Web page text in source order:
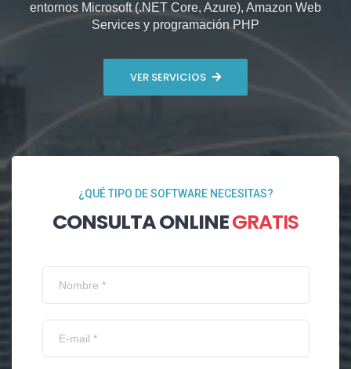
entornos Microsoft (.NET Core, Azure), Amazon Web
Services y programación PHP
VER SERVICIOS
¿QUÉ TIPO DE SOFTWARE NECESITAS?
CONSULTA ONLINEGRATIS